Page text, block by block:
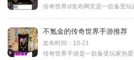
不氪金的传奇世界手游推荐
发布时间：10-21